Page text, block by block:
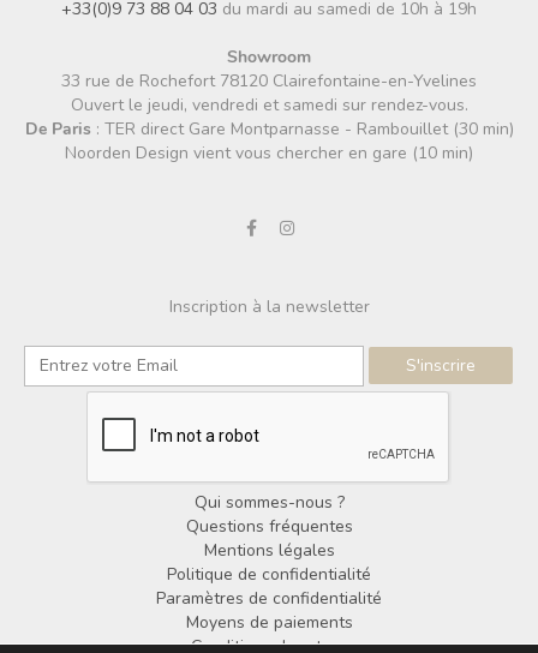
+33(0)9 73 88 04 03 du mardi au samedi de 10h à 19h
Showroom
33 rue de Rochefort 78120 Clairefontaine-en-Yvelines
Ouvert le jeudi, vendredi et samedi sur rendez-vous.
De Paris : TER direct Gare Montparnasse - Rambouillet (30 min)
Noorden Design vient vous chercher en gare (10 min)
Inscription à la newsletter
Qui sommes-nous ?
Questions fréquentes
Mentions légales
Politique de confidentialité
Paramètres de confidentialité
Moyens de paiements
Conditions de retour